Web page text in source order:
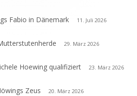
Fabio in Dänemark 11. Juli 2026
29. März 2026
Hoewing qualifiziert 23. März 2026
Zeus 20. März 2026